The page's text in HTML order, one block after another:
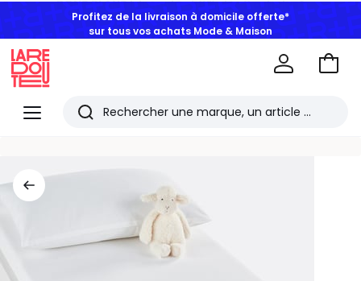
Profitez de la livraison à domicile offerte*
sur tous vos achats Mode & Maison
Menu
Redoute
Rechercher
consultés
Aller